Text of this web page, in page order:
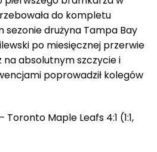
do kompletu
sezonie drużyna Tampa Bay
po miesięcznej przerwie
na absolutnym szczycie i
poprowadził kolegów
Maple Leafs 4:1 (1:1,